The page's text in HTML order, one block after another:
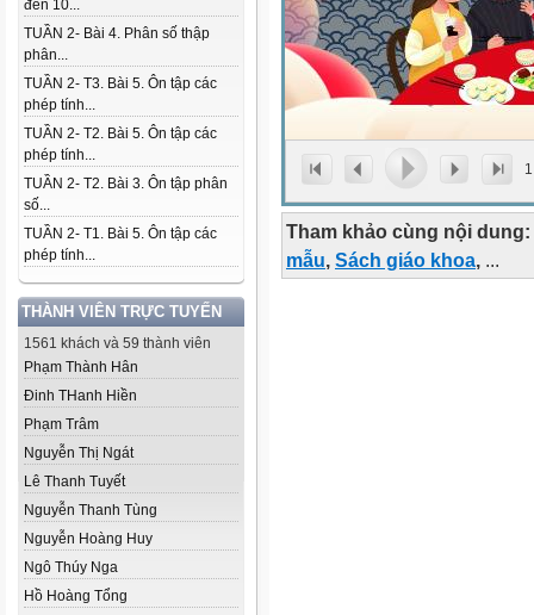
đến 10...
TUẦN 2- Bài 4. Phân số thập
phân...
TUẦN 2- T3. Bài 5. Ôn tập các
phép tính...
TUẦN 2- T2. Bài 5. Ôn tập các
phép tính...
TUẦN 2- T2. Bài 3. Ôn tập phân
số...
TUẦN 2- T1. Bài 5. Ôn tập các
phép tính...
THÀNH VIÊN TRỰC TUYẾN
1561 khách và 59 thành viên
Phạm Thành Hân
Đinh THanh Hiền
Phạm Trâm
Nguyễn Thị Ngát
Lê Thanh Tuyết
Nguyễn Thanh Tùng
Nguyễn Hoàng Huy
Ngô Thúy Nga
Hồ Hoàng Tổng
1
Tham khảo cùng nội dung:
mẫu, Sách giáo khoa, ...